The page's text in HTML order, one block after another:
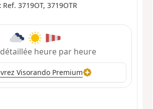
Ref. 3719OT, 3719OTR
heure par heure
Visorando Premium